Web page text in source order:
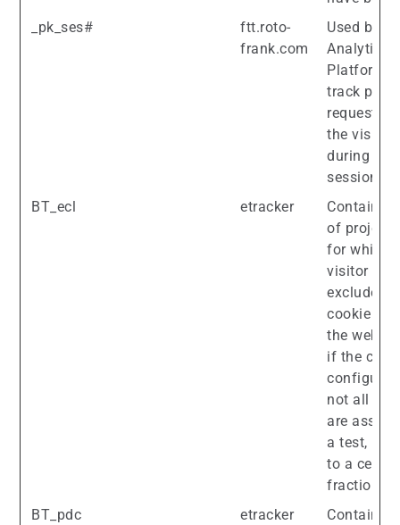
_pk_ses#
ftt.roto-
frank.com
Used by
Analytics
Platform
track page
requests
the visitor
during the
session.
BT_ecl
etracker
Contains
of project
for which
visitor is
excluded.
cookie is
the web
if the
not all
are
a test, but
to a
fraction.
BT_pdc
etracker
Contains